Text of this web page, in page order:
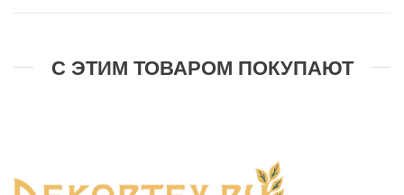
С ЭТИМ ТОВАРОМ ПОКУПАЮТ